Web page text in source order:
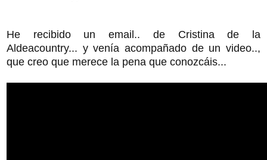
He recibido un email.. de Cristina de la
Aldeacountry... y venía acompañado de un video..,
que creo que merece la pena que conozcáis...